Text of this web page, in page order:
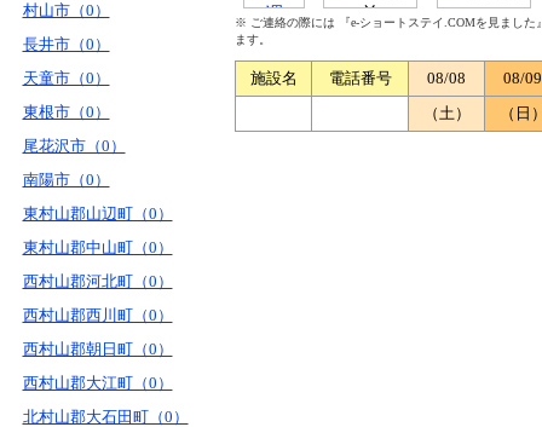
村山市（0）
長井市（0）
天童市（0）
東根市（0）
尾花沢市（0）
南陽市（0）
東村山郡山辺町（0）
東村山郡中山町（0）
西村山郡河北町（0）
西村山郡西川町（0）
西村山郡朝日町（0）
西村山郡大江町（0）
北村山郡大石田町（0）
※ ご連絡の際には 『e-ショートステイ.COMを見まし
ます。
施設名 電話番号 08/08
08/09
（土）
（日